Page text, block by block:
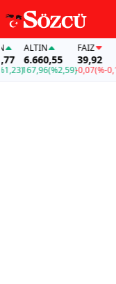
ALTIN
6.660,55
167,96(%2,59)
FAİZ
39,92
-0,07(%-0,17)